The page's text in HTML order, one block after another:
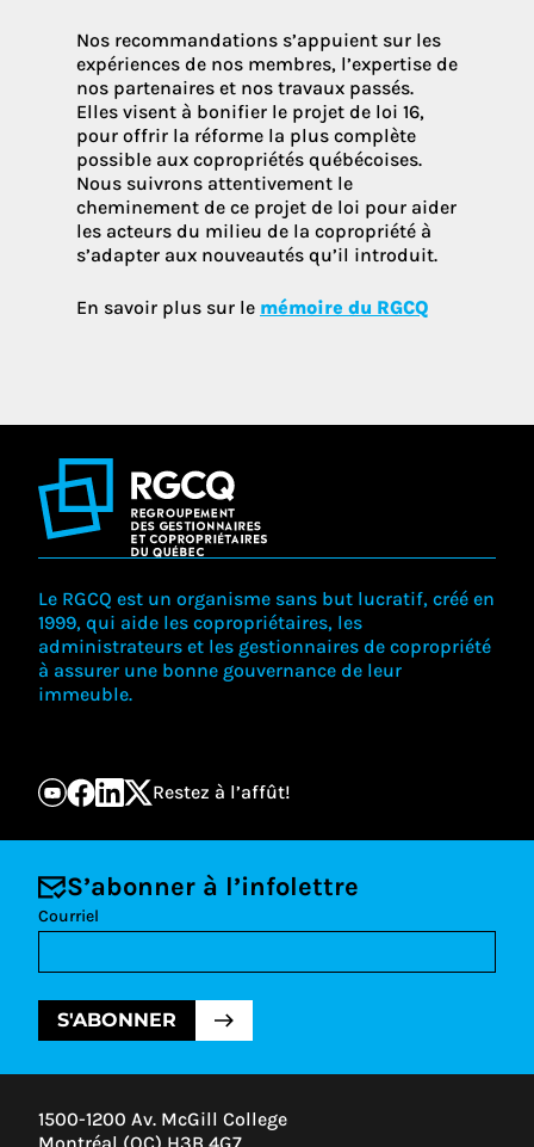
Nos recommandations s’appuient sur les
expériences de nos membres, l’expertise de
nos partenaires et nos travaux passés.
Elles visent à bonifier le projet de loi 16,
pour offrir la réforme la plus complète
possible aux copropriétés québécoises.
Nous suivrons attentivement le
cheminement de ce projet de loi pour aider
les acteurs du milieu de la copropriété à
s’adapter aux nouveautés qu’il introduit.
En savoir plus sur le mémoire du RGCQ
Le RGCQ est un organisme sans but lucratif, créé en
1999, qui aide les copropriétaires, les
administrateurs et les gestionnaires de copropriété
à assurer une bonne gouvernance de leur
immeuble.
Restez à l’affût!
S’abonner à l’infolettre
Courriel
S'ABONNER
1500-1200 Av. McGill College